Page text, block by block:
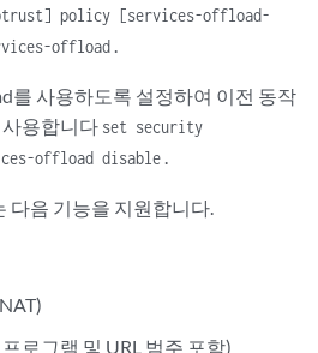
policy [services-offload-
offload .
를 사용하도록 설정하여 이전 동작
용합니다 set security
offload disable .
다음 기능을 지원합니다.
로그램 및 URL 범주 포함)